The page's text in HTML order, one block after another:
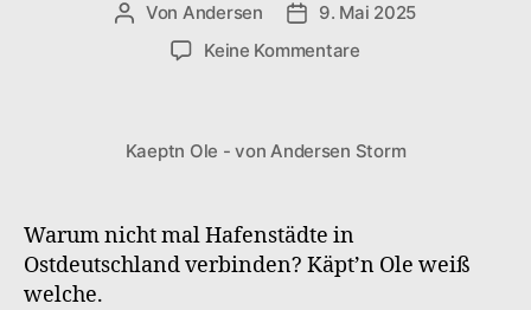
Beitragsautor
Von Andersen Veröffentlichungsdatum
9. Mai 2025
Keine Kommentarezu
S1F3
Kaeptn Ole - von Andersen Storm
Warum nicht mal Hafenstädte in
Ostdeutschland verbinden? Käpt’n Ole weiß
welche.